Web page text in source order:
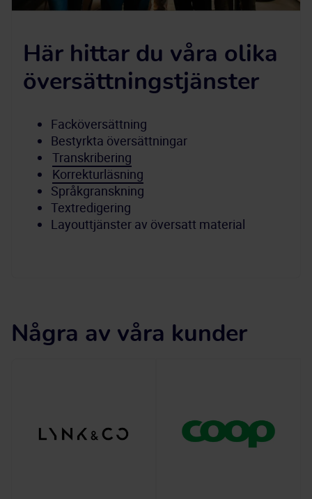
Här hittar du våra olika
översättningstjänster
Facköversättning
Bestyrkta översättningar
Transkribering
Korrekturläsning
Språkgranskning
Textredigering
Layouttjänster av översatt material
Några av våra kunder